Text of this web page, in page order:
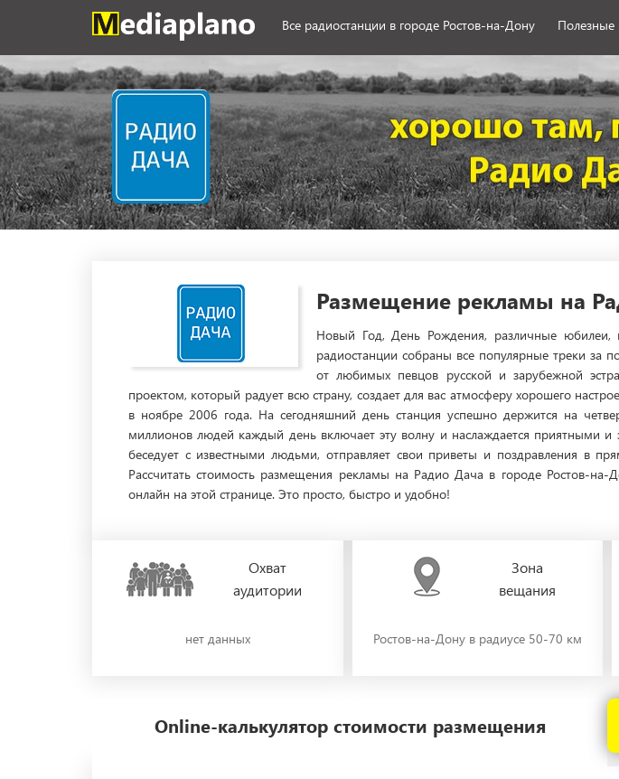
Все радиостанции в городе Ростов-на-Дону Полезные
Размещение рекламы на
Новый Год, День Рождения, различные юбилеи,
радиостанции собраны все популярные треки за
от любимых певцов русской и зарубежной
проектом, который радует всю страну, создает для вас атмосферу хорошего
в ноябре 2006 года. На сегодняшний день станция успешно держится на
миллионов людей каждый день включает эту волну и наслаждается приятными
беседует с известными людьми, отправляет свои приветы и поздравления в
Рассчитать стоимость размещения рекламы на Радио Дача в городе Ростов-
онлайн на этой странице. Это просто, быстро и удобно!
Охват
аудитории
нет данных
Зона
вещания
Ростов-на-Дону в радиусе 50-70 км
Online-калькулятор стоимости размещения